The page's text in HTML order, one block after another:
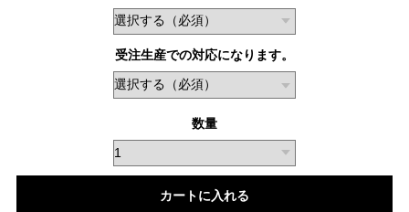
受注生産での対応になります。
数量
カートに入れる